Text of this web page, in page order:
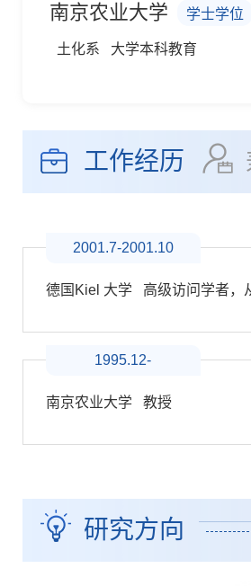
南京农业大学 学士学位
土化系 大学本科教育
工作经历
2001.7-2001.10
德国Kiel 大学 高级访问学者，
1995.12-
南京农业大学 教授
研究方向